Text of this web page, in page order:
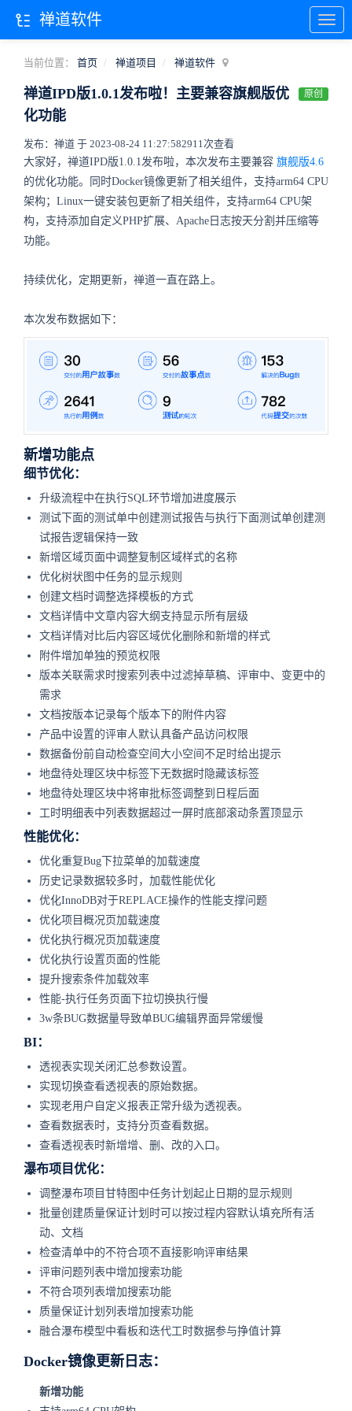
当前位置： 首页 禅道项目 禅道软件
禅道IPD版1.0.1发布啦！主要兼容旗舰版优
化功能
原创
发布：禅道 于 2023-08-24 11:27:582911次查看
大家好，禅道IPD版1.0.1发布啦，本次发布主要兼容 旗舰版4.6
的优化功能。同时Docker镜像更新了相关组件，支持arm64 CPU
架构；Linux一键安装包更新了相关组件，支持arm64 CPU架
构，支持添加自定义PHP扩展、Apache日志按天分割并压缩等
功能。
持续优化，定期更新，禅道一直在路上。
本次发布数据如下：
新增功能点
细节优化：
升级流程中在执行SQL环节增加进度展示
测试下面的测试单中创建测试报告与执行下面测试单创建测
试报告逻辑保持一致
新增区域页面中调整复制区域样式的名称
优化树状图中任务的显示规则
创建文档时调整选择模板的方式
文档详情中文章内容大纲支持显示所有层级
文档详情对比后内容区域优化删除和新增的样式
附件增加单独的预览权限
版本关联需求时搜索列表中过滤掉草稿、评审中、变更中的
需求
文档按版本记录每个版本下的附件内容
产品中设置的评审人默认具备产品访问权限
数据备份前自动检查空间大小空间不足时给出提示
地盘待处理区块中标签下无数据时隐藏该标签
地盘待处理区块中将审批标签调整到日程后面
工时明细表中列表数据超过一屏时底部滚动条置顶显示
性能优化：
优化重复Bug下拉菜单的加载速度
历史记录数据较多时，加载性能优化
优化InnoDB对于REPLACE操作的性能支撑问题
优化项目概况页加载速度
优化执行概况页加载速度
优化执行设置页面的性能
提升搜索条件加载效率
性能-执行任务页面下拉切换执行慢
3w条BUG数据量导致单BUG编辑界面异常缓慢
BI：
透视表实现关闭汇总参数设置。
实现切换查看透视表的原始数据。
实现老用户自定义报表正常升级为透视表。
查看数据表时，支持分页查看数据。
查看透视表时新增增、删、改的入口。
瀑布项目优化：
调整瀑布项目甘特图中任务计划起止日期的显示规则
批量创建质量保证计划时可以按过程内容默认填充所有活
动、文档
检查清单中的不符合项不直接影响评审结果
评审问题列表中增加搜索功能
不符合项列表增加搜索功能
质量保证计划列表增加搜索功能
融合瀑布模型中看板和迭代工时数据参与挣值计算
Docker镜像更新日志：
新增功能
禅道软件